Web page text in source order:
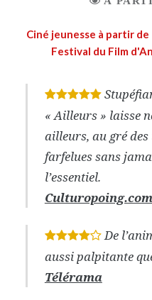
Ciné jeunesse à partir
Festival du Film
* * * * *
« Ailleurs » laisse
ailleurs, au gré
farfelues sans
l’essentiel.
Culturopoing.com
* * * *
De
aussi palpitante
Télérama